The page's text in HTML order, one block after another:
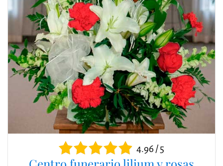
4.96 / 5